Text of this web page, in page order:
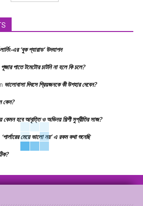
এর ‘বুক প্যারাড’ উদযাপন
পূজার পাতে টমেটোর চাটনি না হলে কি চলে?
ভালোবাসা দিবসে প্রিয়জনকে কী উপহার দেবেন?
কেন?
কেমন হবে আবৃত্তি ও অভিনয় শিল্পী সুপ্রীতির সাজ?
‘পার্লারের মেয়ে ভালো নয়’ এ রকম কথা শুনেছি